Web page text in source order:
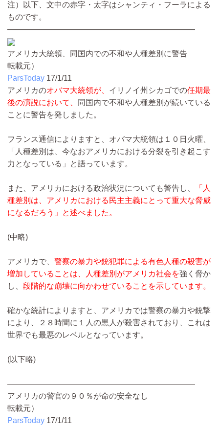
注）以下、文中の赤字・太字はシャンティ・フーラによる
ものです。
――――――――――――――――――――――――
アメリカ大統領、同国内での不和や人種差別に警告
転載元）
ParsToday 17/1/11
アメリカのオバマ大統領が、 イリノイ州シカゴでの任期最
後の演説において、
同国内で不和や人種差別が続いている
ことに警告を発しました。
フランス通信によりますと、オバマ大統領は１０日火曜、
「人種差別は、今なおアメリカにおける分裂を引き起こす
力となっている」と語っています。
また、アメリカにおける政治状況についても警告し、
「人
種差別は、アメリカにおける民主主義にとって重大な脅威
になるだろう」と述べました。
(中略)
アメリカで、 警察の暴力や銃犯罪による有色人種の殺害が
増加していることは、人種差別がアメリカ社会を強く脅か
し、 段階的な崩壊に向かわせていることを示しています。
確かな統計によりますと、アメリカでは警察の暴力や銃撃
により、２８時間に１人の黒人が殺害されており、これは
世界でも最悪のレベルとなっています。
(以下略)
――――――――――――――――――――――――
アメリカの警官の９０％が命の安全なし
転載元）
ParsToday 17/1/11